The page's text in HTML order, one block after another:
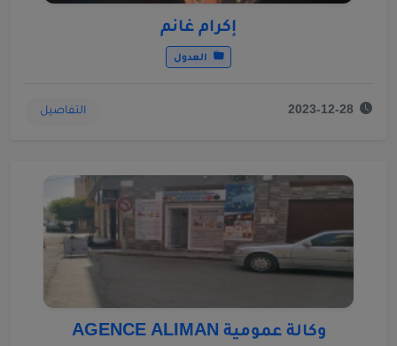
إكرام غانم
العدول
2023-12-28 التفاصيل
وكالة عمومية AGENCE ALIMAN